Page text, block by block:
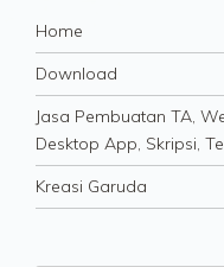
Navigation
Skip to content
Home
Download
Jasa Pembuatan TA,
Desktop App, Skripsi,
Kreasi Garuda